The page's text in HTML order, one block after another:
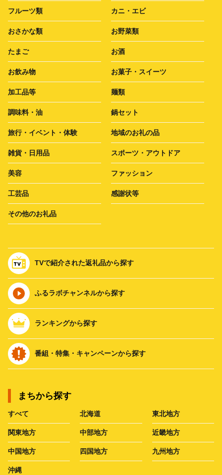
フルーツ類 カニ・エビ
おさかな類 お野菜類
たまご お酒
お飲み物 お菓子・スイーツ
加工品等 麺類
調味料・油 鍋セット
旅行・イベント・体験 地域のお礼の品
雑貨・日用品 スポーツ・アウトドア
美容 ファッション
工芸品 感謝状等
その他のお礼品
TVで紹介された返礼品から探す
ふるラボチャンネルから探す
ランキングから探す
番組・特集・キャンペーンから探す
まちから探す
すべて 北海道 東北地方
関東地方 中部地方 近畿地方
中国地方 四国地方 九州地方
沖縄